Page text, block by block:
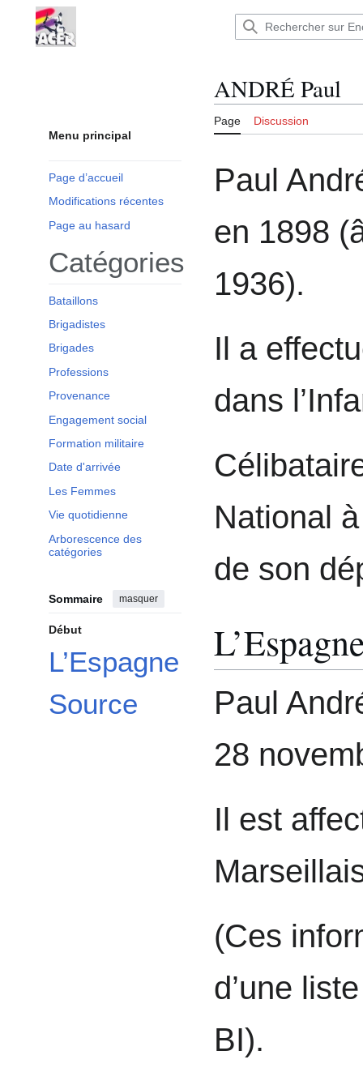
contenu
Encyclopédie : Brigades
Menu principal
Page d’accueil
Modifications récentes
Page au hasard
Catégories
Bataillons
Brigadistes
Brigades
Professions
Provenance
Engagement social
Formation militaire
Date d'arrivée
Les Femmes
Vie quotidienne
Arborescence des
catégories
Sommaire masquer
Début
L’Espagne
Source
ANDRÉ Paul
Page Discussion
Paul
en 1898
1936).
Il a
dans
National
de son
Paul
28
Il est
(Ces
d’une
BI).